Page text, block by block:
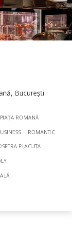
București
ROMANĂ
ROMANTIC
PLACUTA